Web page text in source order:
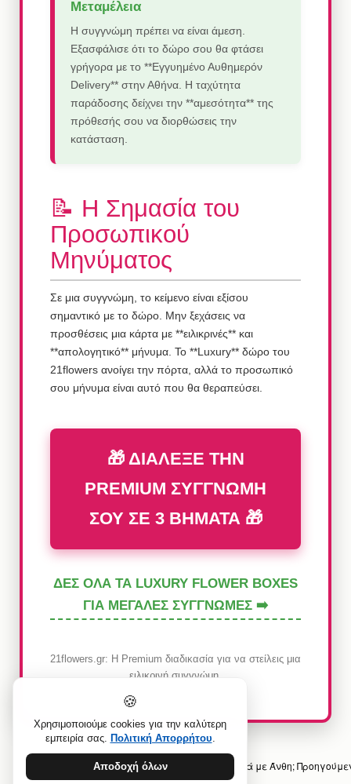
Μεταμέλεια
Η συγγνώμη πρέπει να είναι άμεση.
Εξασφάλισε ότι το δώρο σου θα φτάσει
γρήγορα με το **Εγγυημένο Αυθημερόν
Delivery** στην Αθήνα. Η ταχύτητα
παράδοσης δείχνει την **αμεσότητα** της
πρόθεσής σου να διορθώσεις την
κατάσταση.
📝 Η Σημασία του
Προσωπικού
Μηνύματος
Σε μια συγγνώμη, το κείμενο είναι εξίσου
σημαντικό με το δώρο. Μην ξεχάσεις να
προσθέσεις μια κάρτα με **ειλικρινές** και
**απολογητικό** μήνυμα. Το **Luxury** δώρο του
21flowers ανοίγει την πόρτα, αλλά το προσωπικό
σου μήνυμα είναι αυτό που θα θεραπεύσει.
🎁 ΔΙΑΛΕΞΕ ΤΗΝ
PREMIUM ΣΥΓΓΝΩΜΗ
ΣΟΥ ΣΕ 3 ΒΗΜΑΤΑ 🎁
ΔΕΣ ΟΛΑ ΤΑ LUXURY FLOWER BOXES
ΓΙΑ ΜΕΓΑΛΕΣ ΣΥΓΓΝΩΜΕΣ ➡️
21flowers.gr: Η Premium διαδικασία για να στείλεις μια
ειλικρινή συγγνώμη.
Προηγούμενο άρθρο: Πώς στέλνω Χρόνια Πολλά με Άνθη;
🍪
Χρησιμοποιούμε cookies για την καλύτερη
εμπειρία σας. Πολιτική Απορρήτου.
Αποδοχή όλων